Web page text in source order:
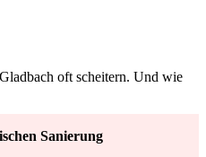
oft scheitern. Und wie
Sanierung